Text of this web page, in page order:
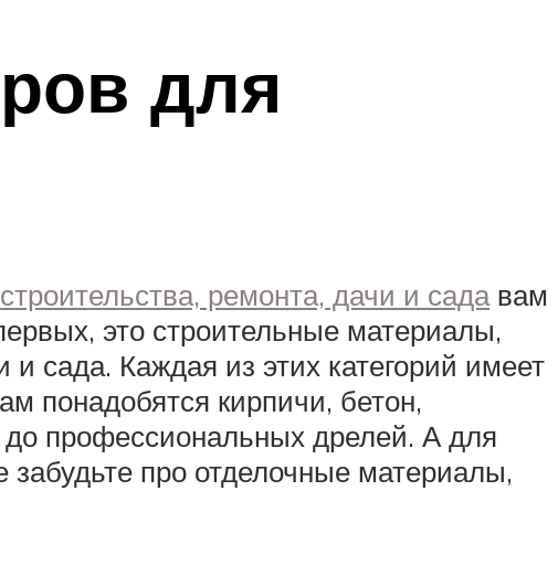
для
ремонта, дачи и садавам
это строительные материалы,
сада. Каждая из этих категорий имеет
понадобятся кирпичи, бетон,
профессиональных дрелей. А для
про отделочные материалы,